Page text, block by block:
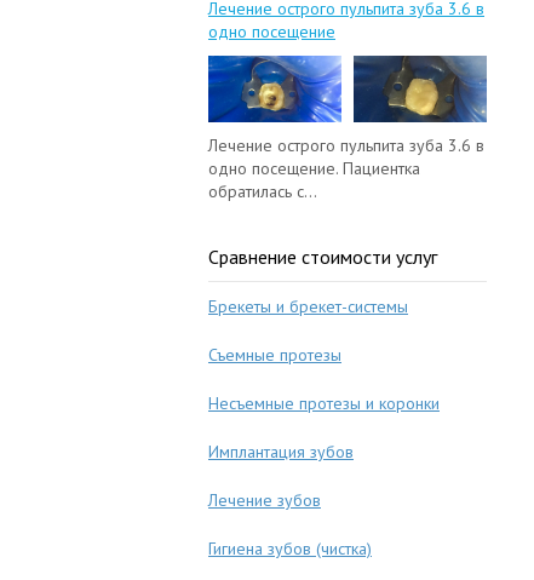
Лечение острого пульпита зуба 3.6 в
одно посещение
Лечение острого пульпита зуба 3.6 в
одно посещение. Пациентка
обратилась с...
Сравнение стоимости услуг
Брекеты и брекет-системы
Съемные протезы
Несъемные протезы и коронки
Имплантация зубов
Лечение зубов
Гигиена зубов (чистка)